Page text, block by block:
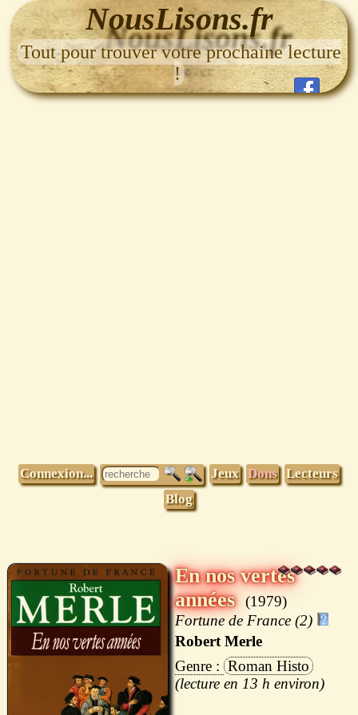
NousLisons.fr
Tout pour trouver votre prochaine lecture
!
Connexion... Jeux Dons Lecteurs
Blog
En nos vertes
années
1979
Fortune de France (2)
Robert Merle
Roman Histo
13 h